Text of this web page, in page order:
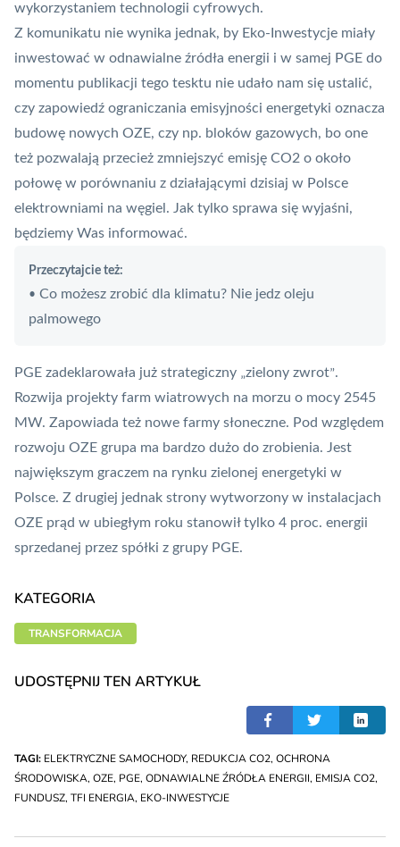
wykorzystaniem technologii cyfrowych.
Z komunikatu nie wynika jednak, by Eko-Inwestycje miały
inwestować w odnawialne źródła energii i w samej PGE do
momentu publikacji tego tesktu nie udało nam się ustalić,
czy zapowiedź ograniczania emisyjności energetyki oznacza
budowę nowych OZE, czy np. bloków gazowych, bo one
też pozwalają przecież zmniejszyć emisję CO2 o około
połowę w porównaniu z działającymi dzisiaj w Polsce
elektrowniami na węgiel. Jak tylko sprawa się wyjaśni,
będziemy Was informować.
Przeczytajcie też:
• Co możesz zrobić dla klimatu? Nie jedz oleju
palmowego
PGE zadeklarowała już strategiczny „zielony zwrot”.
Rozwija projekty farm wiatrowych na morzu o mocy 2545
MW. Zapowiada też nowe farmy słoneczne. Pod względem
rozwoju OZE grupa ma bardzo dużo do zrobienia. Jest
największym graczem na rynku zielonej energetyki w
Polsce. Z drugiej jednak strony wytworzony w instalacjach
OZE prąd w ubiegłym roku stanowił tylko 4 proc. energii
sprzedanej przez spółki z grupy PGE.
KATEGORIA
TRANSFORMACJA
UDOSTĘPNIJ TEN ARTYKUŁ
TAGI: ELEKTRYCZNE SAMOCHODY, REDUKCJA CO2, OCHRONA
ŚRODOWISKA, OZE, PGE, ODNAWIALNE ŹRÓDŁA ENERGII, EMISJA CO2,
FUNDUSZ, TFI ENERGIA, EKO-INWESTYCJE